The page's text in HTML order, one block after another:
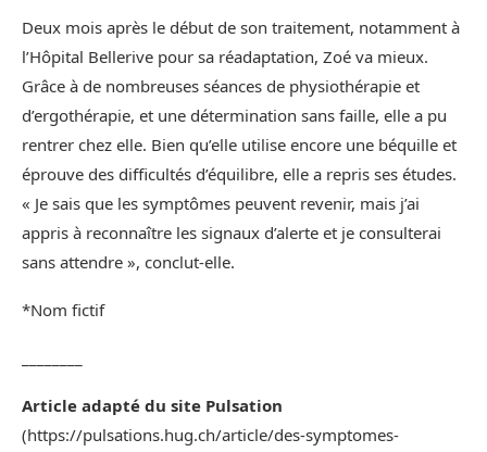
Deux mois après le début de son traitement, notamment à
l’Hôpital Bellerive pour sa réadaptation, Zoé va mieux.
Grâce à de nombreuses séances de physiothérapie et
d’ergothérapie, et une détermination sans faille, elle a pu
rentrer chez elle. Bien qu’elle utilise encore une béquille et
éprouve des difficultés d’équilibre, elle a repris ses études.
« Je sais que les symptômes peuvent revenir, mais j’ai
appris à reconnaître les signaux d’alerte et je consulterai
sans attendre », conclut-elle.
*Nom fictif
Article adapté du site Pulsation
(https://pulsations.hug.ch/article/des-symptomes-